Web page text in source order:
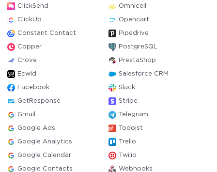
ClickSend Omnicell
ClickUp Opencart
Constant Contact Pipedrive
Copper PostgreSQL
Crove PrestaShop
Ecwid Salesforce CRM
Facebook Slack
GetResponse Stripe
Gmail Telegram
Google Ads Todoist
Google Analytics Trello
Google Calendar Twilio
Google Contacts Webhooks